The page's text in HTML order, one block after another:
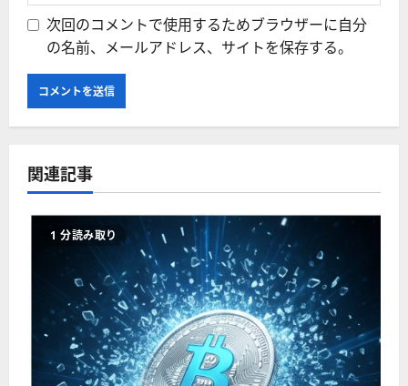
次回のコメントで使用するためブラウザーに自分
の名前、メールアドレス、サイトを保存する。
関連記事
1 分読み取り